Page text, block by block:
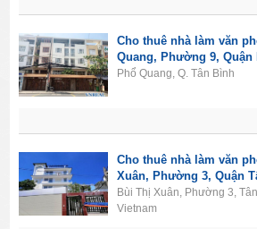
Cho thuê nhà làm văn
Quang, Phường 9, Quận
Phổ Quang, Q. Tân Bình
Cho thuê nhà làm văn
Xuân, Phường 3, Quận
Bùi Thị Xuân, Phường 3,
Vietnam